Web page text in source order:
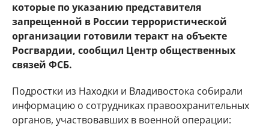
которые по указанию представителя
запрещенной в России террористической
организации готовили теракт на объекте
Росгвардии, сообщил Центр общественных
связей ФСБ.
Подростки из Находки и Владивостока собирали
информацию о сотрудниках правоохранительных
органов, участвовавших в военной операции: